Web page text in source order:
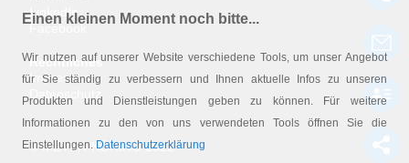
LinkedIn
Facebook
Rechtliches
Impressum
Datenschutz
© MEYER-KÖRING 2022
Einen kleinen Moment noch bitte...
Wir nutzen auf unserer Website verschiedene Tools, um unser Angebot
für Sie ständig zu verbessern und Ihnen aktuelle Infos zu unseren
Produkten und Dienstleistungen geben zu können. Für weitere
Informationen zu den von uns verwendeten Tools öffnen Sie die
Einstellungen. Datenschutzerklärung